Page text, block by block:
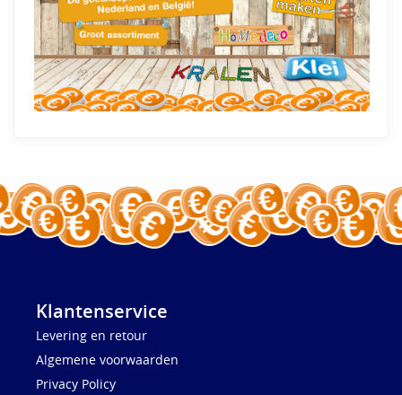
Klantenservice
Levering en retour
Algemene voorwaarden
Privacy Policy